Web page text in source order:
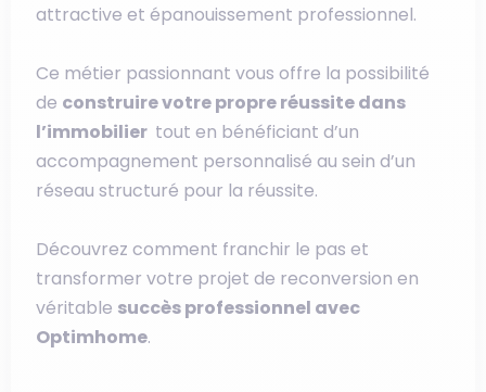
attractive et épanouissement professionnel.
Ce métier passionnant vous offre la possibilité
de construire votre propre réussite dans
l’immobilier tout en bénéficiant d’un
accompagnement personnalisé au sein d’un
réseau structuré pour la réussite.
Découvrez comment franchir le pas et
transformer votre projet de reconversion en
véritable succès professionnel avec
Optimhome.